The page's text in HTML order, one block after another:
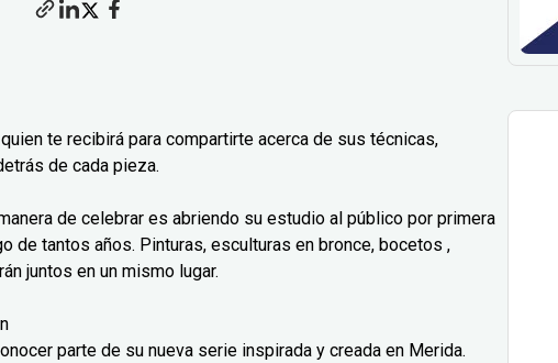
te recibirá para compartirte acerca de sus técnicas,
de cada pieza.
de celebrar es abriendo su estudio al público por primera
de tantos años. Pinturas, esculturas en bronce, bocetos ,
juntos en un mismo lugar.
parte de su nueva serie inspirada y creada en Merida.